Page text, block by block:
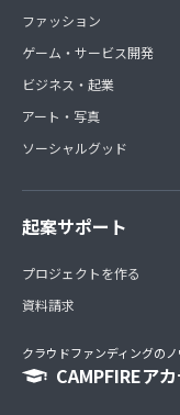
ファッション
ゲーム・サービス開発
ビジネス・起業
アート・写真
ソーシャルグッド
起案サポート
プロジェクトを作る
資料請求
クラウドファンディングの
CAMPFIREア